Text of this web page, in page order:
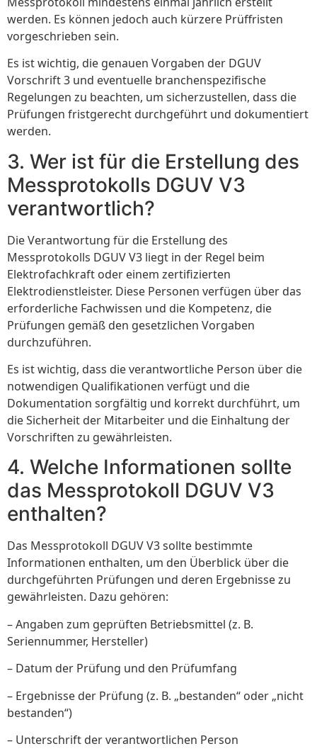
werden. Es können jedoch auch kürzere Prüffristen
vorgeschrieben sein.
Es ist wichtig, die genauen Vorgaben der DGUV
Vorschrift 3 und eventuelle branchenspezifische
Regelungen zu beachten, um sicherzustellen, dass die
Prüfungen fristgerecht durchgeführt und dokumentiert
werden.
3. Wer ist für die Erstellung des
Messprotokolls DGUV V3
verantwortlich?
Die Verantwortung für die Erstellung des
Messprotokolls DGUV V3 liegt in der Regel beim
Elektrofachkraft oder einem zertifizierten
Elektrodienstleister. Diese Personen verfügen über das
erforderliche Fachwissen und die Kompetenz, die
Prüfungen gemäß den gesetzlichen Vorgaben
durchzuführen.
Es ist wichtig, dass die verantwortliche Person über die
notwendigen Qualifikationen verfügt und die
Dokumentation sorgfältig und korrekt durchführt, um
die Sicherheit der Mitarbeiter und die Einhaltung der
Vorschriften zu gewährleisten.
4. Welche Informationen sollte
das Messprotokoll DGUV V3
enthalten?
Das Messprotokoll DGUV V3 sollte bestimmte
Informationen enthalten, um den Überblick über die
durchgeführten Prüfungen und deren Ergebnisse zu
gewährleisten. Dazu gehören:
– Angaben zum geprüften Betriebsmittel (z. B.
Seriennummer, Hersteller)
– Datum der Prüfung und den Prüfumfang
– Ergebnisse der Prüfung (z. B. „bestanden“ oder „nicht
bestanden“)
– Unterschrift der verantwortlichen Person